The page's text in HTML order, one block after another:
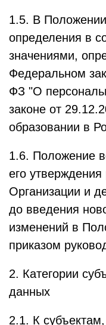
1.5. В
определения в
значениями,
Федеральном
ФЗ "О
законе от
образовании в
1.6. Положение
его
Организации и
до введения
изменений в
приказом
2. Категории
данных
2.1. К